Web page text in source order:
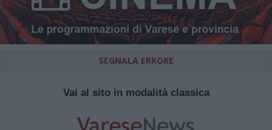
SEGNALA ERRORE
Vai al sito in modalità classica